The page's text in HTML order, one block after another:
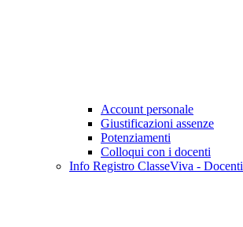
Account personale
Giustificazioni assenze
Potenziamenti
Colloqui con i docenti
Info Registro ClasseViva - Docenti